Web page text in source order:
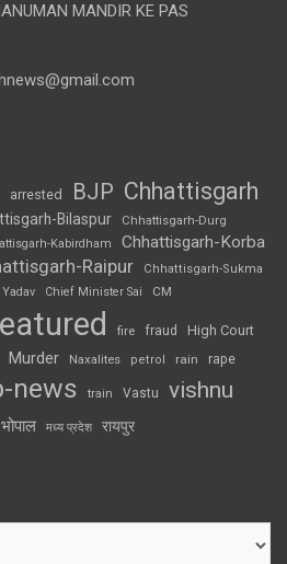
MANDIR KE PAS
arrested BJP Chhattisgarh
Bilaspur Chhattisgarh-Durg
Kabirdham Chhattisgarh-Korba
Raipur
Chhattisgarh-Sukma
Chief Minister Sai CM
fire fraud High Court
Murder Naxalites petrol rain rape
news train Vastu vishnu
भोपाल मध्य प्रदेश रायपुर